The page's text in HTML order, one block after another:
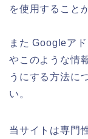
を使用すること
また Googleア
やこのような情
うにする方法に
い。
当サイトは専門